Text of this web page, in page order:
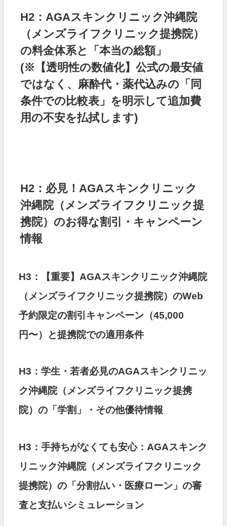
H2：AGAスキンクリニック沖縄院
（メンズライフクリニック提携院）
の料金体系と「本当の総額」
(※【透明性の数値化】公式の最安値
ではなく、麻酔代・薬代込みの「同
条件での比較表」を明示して追加費
用の不安を払拭します)
H2：必見！AGAスキンクリニック
沖縄院（メンズライフクリニック提
携院）のお得な割引・キャンペーン
情報
H3：【重要】AGAスキンクリニック沖縄院
（メンズライフクリニック提携院）のWeb
予約限定の割引キャンペーン（45,000
円〜）と提携院での適用条件
H3：学生・若者必見のAGAスキンクリニッ
ク沖縄院（メンズライフクリニック提携
院）の「学割」・その他優待情報
H3：手持ちがなくても安心：AGAスキンク
リニック沖縄院（メンズライフクリニック
提携院）の「分割払い・医療ローン」の審
査と支払いシミュレーション